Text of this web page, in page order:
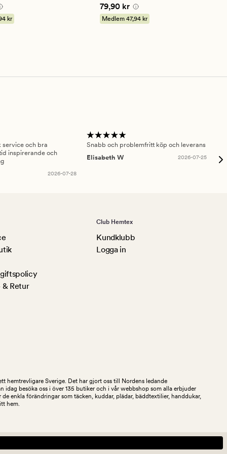
kr
på
4
Pris 79,90 kr
79,90 kr
Medlem 47,94 kr
service och bra
inspirerande och
2026-07-28
Snabb och problemfritt köp och leverans
Elisabeth W
2026-07-25
Retur
Club Hemtex
Kundklubb
Logga in
hemtrevligare Sverige. Det har gjort oss till Nordens ledande
idag besöka oss i över 135 butiker och i vår webbshop som alla erbjuder
enkla förändringar som täcken, kuddar, plädar, bäddtextilier, handdukar,
hem.